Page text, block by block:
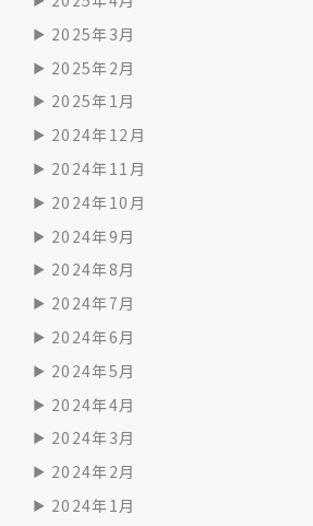
2025年3月
2025年2月
2025年1月
2024年12月
2024年11月
2024年10月
2024年9月
2024年8月
2024年7月
2024年6月
2024年5月
2024年4月
2024年3月
2024年2月
2024年1月